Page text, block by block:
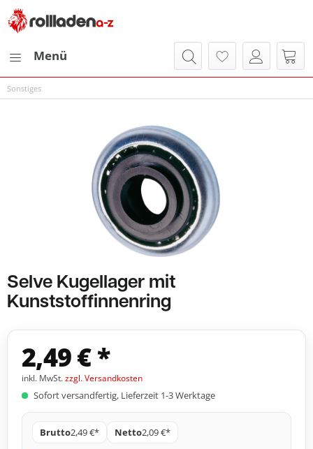
Menü
Sonstiges
Selve Kugellager mit
Kunststoffinnenring
2,49 € *
inkl. MwSt.zzgl. Versandkosten
Sofort versandfertig, Lieferzeit 1-3 Werktage
Brutto2,49 €* Netto2,09 €*